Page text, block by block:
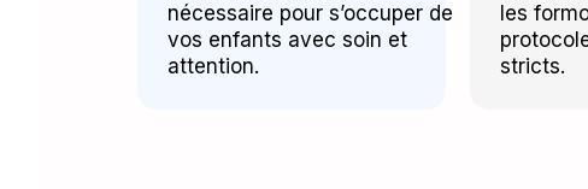
nécessaire pour s’occuper de
vos enfants avec soin et
attention.
les
stricts.